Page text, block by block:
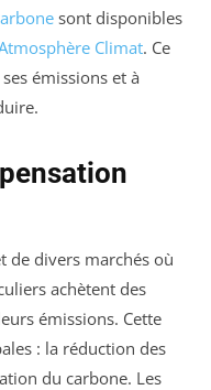
sont disponibles
Climat. Ce
émissions et à
de divers marchés où
achètent des
émissions. Cette
: la réduction des
du carbone. Les